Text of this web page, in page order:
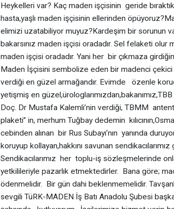
Heykelleri var? Kaç maden işçisinin geride
hasta,yaşlı maden işçisinin ellerinden
elimizi uzatabiliyor muyuz?Kardeşim bir sorunun
bakarsınız maden işçisi oradadır. Sel felaketi olur
maden işçisi oradadır. Yani her bir çıkmaza
Maden İşçisini sembolize eden bir madenci
verdiği en güzel armağandır. Evimde özenle
yetişmiş en
Doç. Dr Mustafa Kalemli’nin verdiği, TBMM
plaketi” in, merhum Tuğbay dedemin
cebinden alınan bir Rus Subayı’nın yanında
koruyup kollayan,hakkını savunan
Sendikacılarımız her toplu-iş sözleşmelerinde
yetkilileriyle pazarlık etmektedirler. Bana göre;
ödenmelidir. Bir gün dahi beklenmemelidir.
sevgili TüRK-MADEN İş Batı Anadolu Şubesi